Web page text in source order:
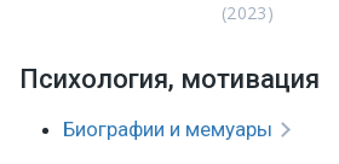
(2023)
Психология, мотивация
Биографии и мемуары